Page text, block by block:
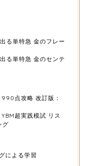
る単特急 金のフレー
る単特急 金のセンテ
点攻略 改訂版：
超実践模試 リス
グ
による学習